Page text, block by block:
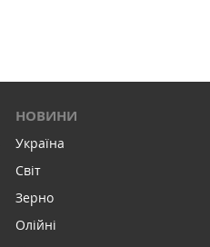
НОВИНИ
Україна
Світ
Зерно
Олійні